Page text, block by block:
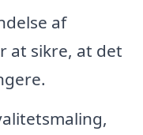
af
at sikre, at det